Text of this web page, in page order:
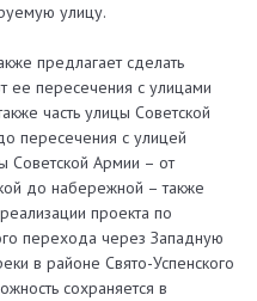
улицу.
предлагает сделать
пересечения с улицами
часть улицы Советской
пересечения с улицей
Советской Армии – от
до набережной – также
проекта по
перехода через Западную
в районе Свято-Успенского
сохраняется в